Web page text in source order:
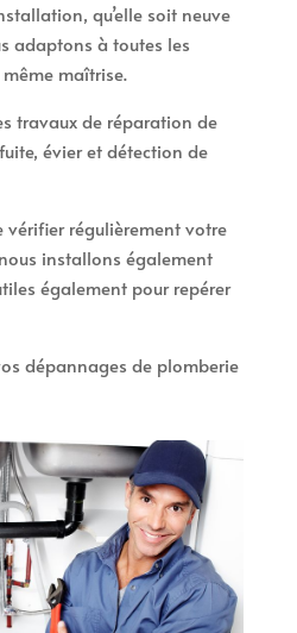
qu’elle soit neuve
adaptons à toutes les
maîtrise.
travaux de réparation de
évier et détection de
vérifier régulièrement votre
installons également
également pour repérer
dépannages de plomberie